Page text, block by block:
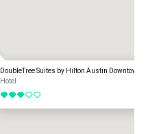
DoubleTree Suites by Hilton Austin Downtown
Hotel
3 von 5